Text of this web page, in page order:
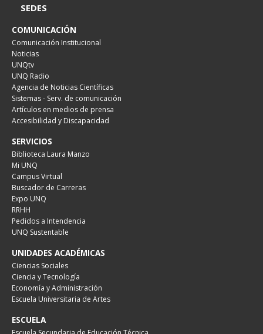
SEDES
COMUNICACIÓN
Comunicación Institucional
Noticias
UNQtv
UNQ Radio
Agencia de Noticias Científicas
Sistemas - Serv. de comunicación
Artículos en medios de prensa
Accesibilidad y Discapacidad
SERVICIOS
Biblioteca Laura Manzo
Mi UNQ
Campus Virtual
Buscador de Carreras
Expo UNQ
RRHH
Pedidos a Intendencia
UNQ Sustentable
UNIDADES ACADÉMICAS
Ciencias Sociales
Ciencia y Tecnología
Economía y Administración
Escuela Universitaria de Artes
ESCUELA